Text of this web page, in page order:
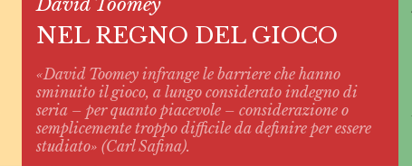
David Toomey
NEL REGNO DEL GIOCO
«David Toomey infrange le barriere che hanno
sminuito il gioco, a lungo considerato indegno di
seria – per quanto piacevole – considerazione o
semplicemente troppo difficile da definire per essere
studiato» (Carl Safina).